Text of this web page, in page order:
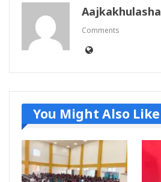
Aajkakhulasha
Comments
You Might Also Like